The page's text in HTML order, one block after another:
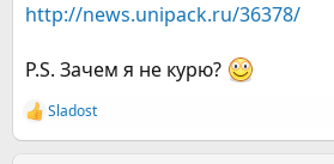
http://news.unipack.ru/36378/
P.S. Зачем я не курю?
Р
е
Sladost